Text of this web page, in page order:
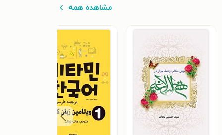
مشاهده همه